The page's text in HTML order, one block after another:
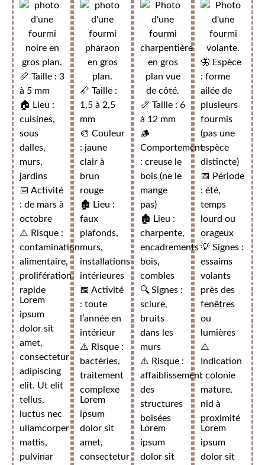
📏 Taille : 3
à 5 mm
🏠 Lieu :
cuisines,
sous
dalles,
murs,
jardins
📅 Activité
: de mars à
octobre
⚠️ Risque :
contamination
alimentaire,
prolifération
rapide
Lorem
ipsum
dolor sit
amet,
consectetur
adipiscing
elit. Ut elit
tellus,
luctus nec
ullamcorper
mattis,
pulvinar
📏 Taille :
1,5 à 2,5
mm
🎨 Couleur
: jaune
clair à
brun
rouge
🏚️ Lieu :
faux
plafonds,
murs,
installations
intérieures
📅 Activité
: toute
l’année en
intérieur
⚠️ Risque :
bactéries,
traitement
complexe
Lorem
ipsum
dolor sit
amet,
consectetur
📏 Taille : 6
à 12 mm
🪵
Comportement
: creuse le
bois (ne le
mange
pas)
🏚️ Lieu :
charpente,
encadrements
bois,
combles
🔍 Signes :
sciure,
bruits
dans les
murs
⚠️ Risque :
affaiblissement
des
structures
boisées
Lorem
ipsum
dolor sit
🦋 Espèce
: forme
ailée de
plusieurs
fourmis
(pas une
espèce
distincte)
📅 Période
: été,
temps
lourd ou
orageux
💡 Signes :
essaims
volants
près des
fenêtres
ou
lumières
⚠️
Indication
: colonie
mature,
nid à
proximité
Lorem
ipsum
dolor sit